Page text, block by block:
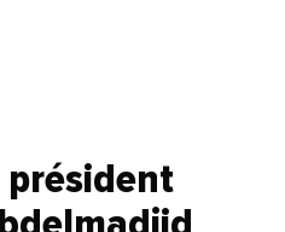
président